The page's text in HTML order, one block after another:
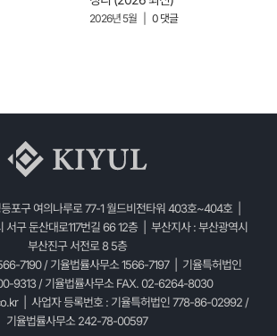
2026년 5월 0 댓글
포구 여의나루로 77-1 월드비전타워 403호~404호 |
서구 둔산대로117번길 66 12층 | 부산지사 : 부산광역시
부산진구 서전로 8 5층
7190 / 기율법률사무소 1566-7197 | 기율특허법인
9313 / 기율법률사무소 FAX. 02-6264-8030
| 사업자 등록번호 : 기율특허법인 778-86-02992 /
기율법률사무소 242-78-00597